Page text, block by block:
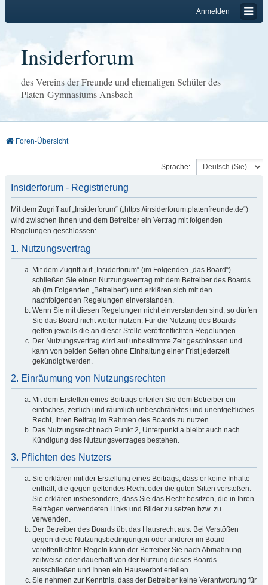
Anmelden
Insiderforum
des Vereins der Freunde und ehemaligen Schüler des
Platen-Gymnasiums Ansbach
Foren-Übersicht
Sprache:
Insiderforum - Registrierung
Mit dem Zugriff auf „Insiderforum“ („https://insiderforum.platenfreunde.de“)
wird zwischen Ihnen und dem Betreiber ein Vertrag mit folgenden
Regelungen geschlossen:
1. Nutzungsvertrag
Mit dem Zugriff auf „Insiderforum“ (im Folgenden „das Board“)
schließen Sie einen Nutzungsvertrag mit dem Betreiber des Boards
ab (im Folgenden „Betreiber“) und erklären sich mit den
nachfolgenden Regelungen einverstanden.
Wenn Sie mit diesen Regelungen nicht einverstanden sind, so dürfen
Sie das Board nicht weiter nutzen. Für die Nutzung des Boards
gelten jeweils die an dieser Stelle veröffentlichten Regelungen.
Der Nutzungsvertrag wird auf unbestimmte Zeit geschlossen und
kann von beiden Seiten ohne Einhaltung einer Frist jederzeit
gekündigt werden.
2. Einräumung von Nutzungsrechten
Mit dem Erstellen eines Beitrags erteilen Sie dem Betreiber ein
einfaches, zeitlich und räumlich unbeschränktes und unentgeltliches
Recht, Ihren Beitrag im Rahmen des Boards zu nutzen.
Das Nutzungsrecht nach Punkt 2, Unterpunkt a bleibt auch nach
Kündigung des Nutzungsvertrages bestehen.
3. Pflichten des Nutzers
Sie erklären mit der Erstellung eines Beitrags, dass er keine Inhalte
enthält, die gegen geltendes Recht oder die guten Sitten verstoßen.
Sie erklären insbesondere, dass Sie das Recht besitzen, die in Ihren
Beiträgen verwendeten Links und Bilder zu setzen bzw. zu
verwenden.
Der Betreiber des Boards übt das Hausrecht aus. Bei Verstößen
gegen diese Nutzungsbedingungen oder anderer im Board
veröffentlichten Regeln kann der Betreiber Sie nach Abmahnung
zeitweise oder dauerhaft von der Nutzung dieses Boards
ausschließen und Ihnen ein Hausverbot erteilen.
Sie nehmen zur Kenntnis, dass der Betreiber keine Verantwortung für